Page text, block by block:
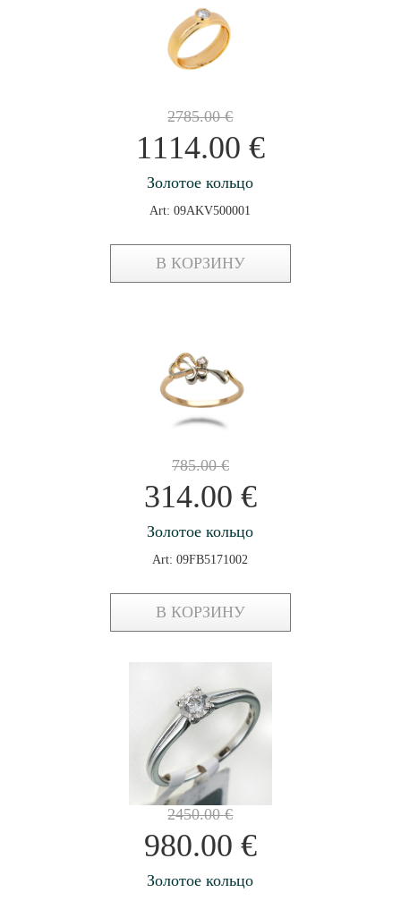
2785.00€
1114.00 €
Золотое кольцо
Art: 09AKV500001
В КОРЗИНУ
785.00€
314.00 €
Золотое кольцо
Art: 09FB5171002
В КОРЗИНУ
2450.00€
980.00 €
Золотое кольцо